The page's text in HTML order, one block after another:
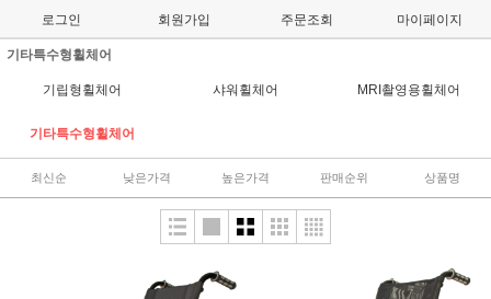
로그인 회원가입 주문조회 마이페이지
기타특수형휠체어
기립형휠체어 샤워휠체어 MRI촬영용휠체어
기타특수형휠체어
최신순 낮은가격 높은가격 판매순위 상품명